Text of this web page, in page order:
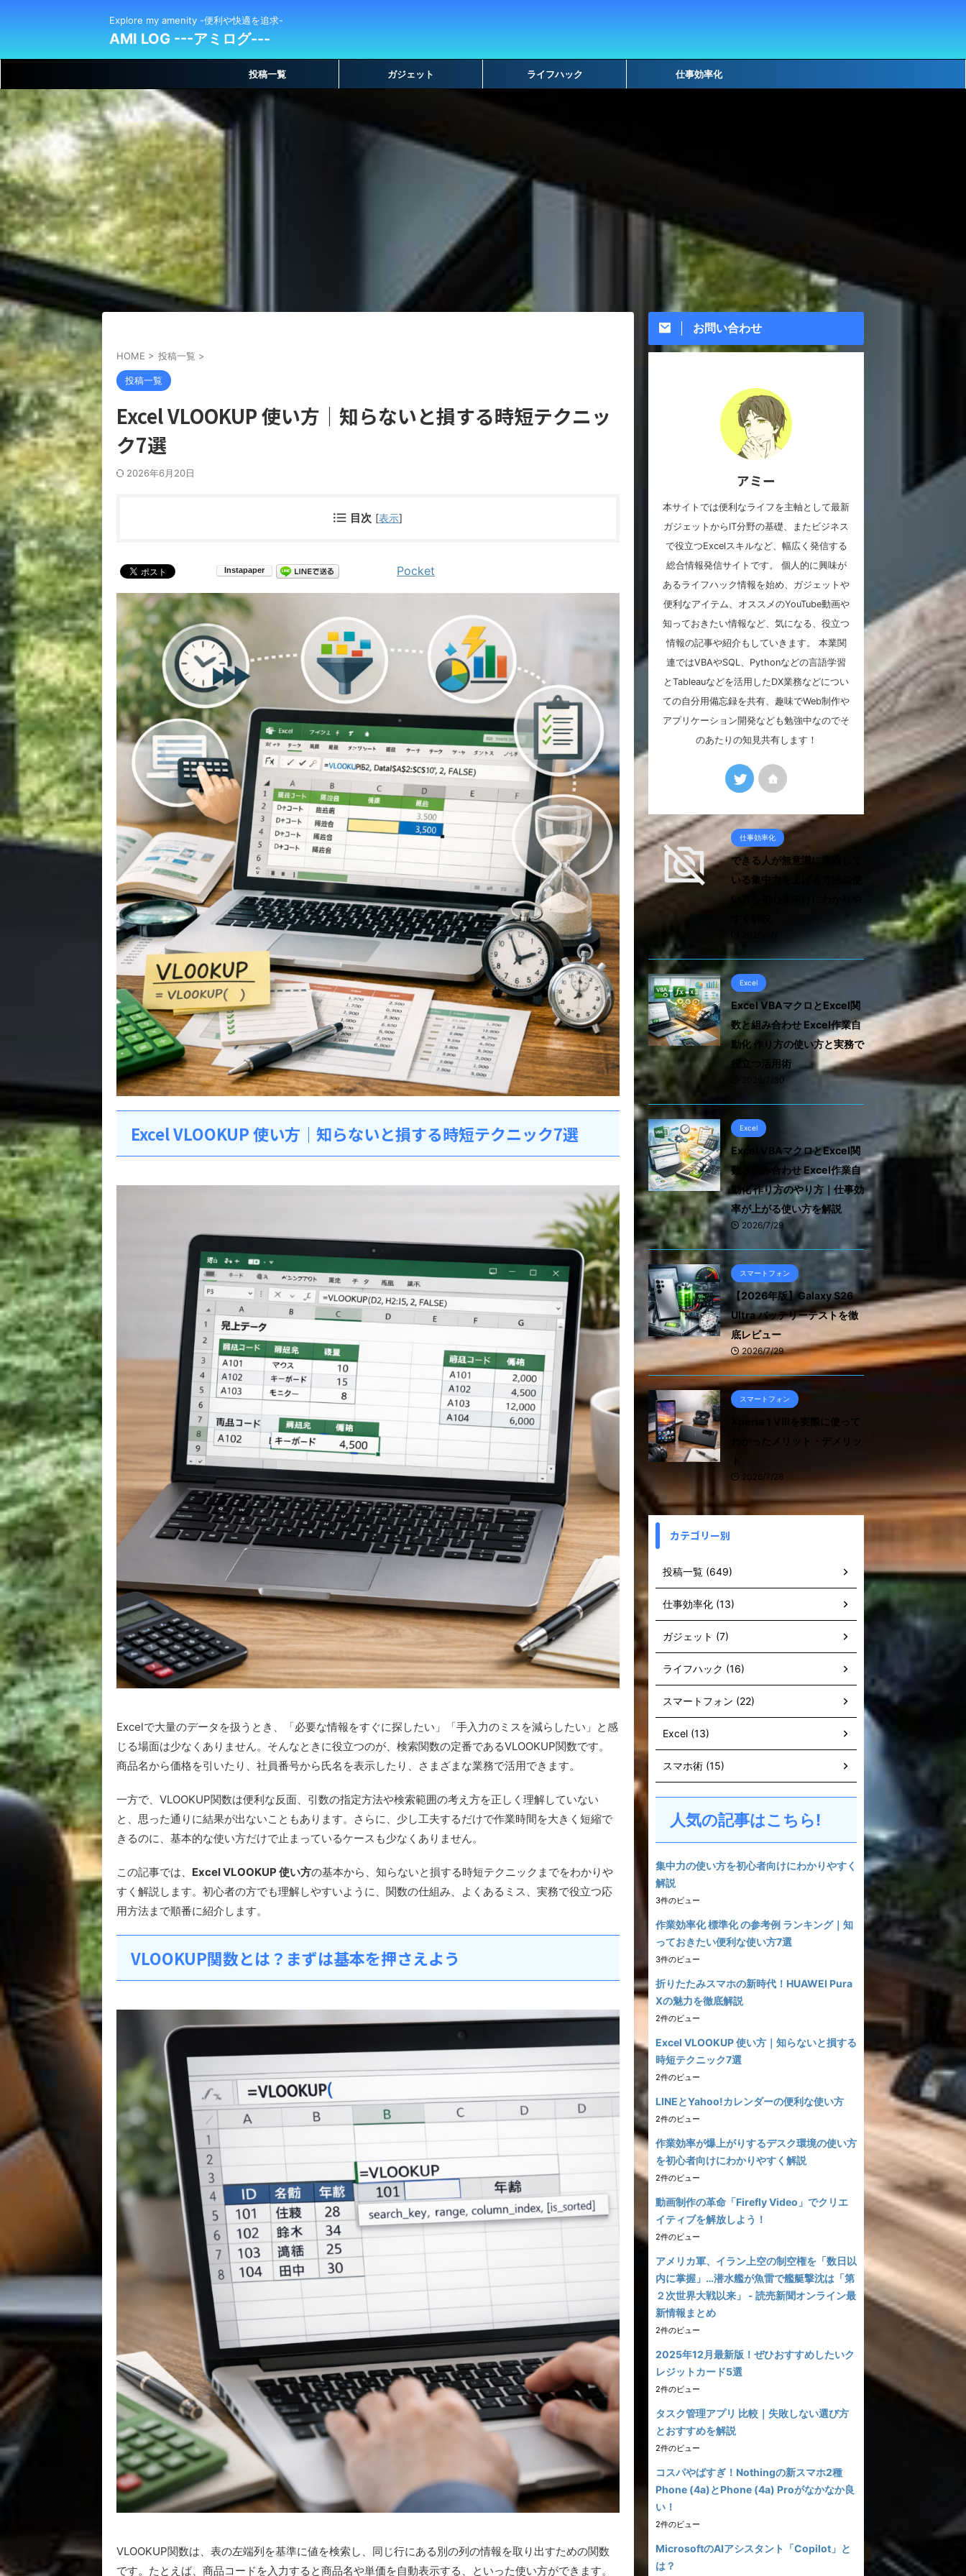
Explore my amenity -便利や快適を追求-
AMI LOG ---アミログ---
投稿一覧 ガジェット ライフハック 仕事効率化
HOME > 投稿一覧 >
投稿一覧
Excel VLOOKUP 使い方｜知らないと損する時短テクニッ
ク7選
2026年6月20日
目次 [表示]
Pocket
Excel VLOOKUP 使い方｜知らないと損する時短テクニック7選
Excelで大量のデータを扱うとき、「必要な情報をすぐに探したい」「手入力のミスを減らしたい」と感
じる場面は少なくありません。そんなときに役立つのが、検索関数の定番であるVLOOKUP関数です。
商品名から価格を引いたり、社員番号から氏名を表示したり、さまざまな業務で活用できます。
一方で、VLOOKUP関数は便利な反面、引数の指定方法や検索範囲の考え方を正しく理解していない
と、思った通りに結果が出ないこともあります。さらに、少し工夫するだけで作業時間を大きく短縮で
きるのに、基本的な使い方だけで止まっているケースも少なくありません。
この記事では、 Excel VLOOKUP 使い方の基本から、知らないと損する時短テクニックまでをわかりや
すく解説します。初心者の方でも理解しやすいように、関数の仕組み、よくあるミス、実務で役立つ応
用方法まで順番に紹介します。
VLOOKUP関数とは？まずは基本を押さえよう
VLOOKUP関数は、表の左端列を基準に値を検索し、同じ行にある別の列の情報を取り出すための関数
です。たとえば、商品コードを入力すると商品名や単価を自動表示する、といった使い方ができます。
お問い合わせ
アミー
本サイトでは便利なライフを主軸として最新
ガジェットからIT分野の基礎、またビジネス
で役立つExcelスキルなど、幅広く発信する
総合情報発信サイトです。 個人的に興味が
あるライフハック情報を始め、ガジェットや
便利なアイテム、オススメのYouTube動画や
知っておきたい情報など、気になる、役立つ
情報の記事や紹介もしていきます。 本業関
連ではVBAやSQL、Pythonなどの言語学習
とTableauなどを活用したDX業務などについ
ての自分用備忘録を共有、趣味でWeb制作や
アプリケーション開発なども勉強中なのでそ
のあたりの知見共有します！
仕事効率化
できる人が無意識に実践して
いる集中力を上げる方法の使
い方を初心者向けにわかりや
Excel
Excel VBAマクロとExcel関
数と組み合わせ Excel作業自
動化 作り方の使い方と実務で
役立つ活用術
2026/7/30
Excel
Excel VBAマクロとExcel関
数と組み合わせ Excel作業自
動化 作り方のやり方｜仕事効
率が上がる使い方を解説
2026/7/29
スマートフォン
【2026年版】Galaxy S26
Ultra バッテリーテストを徹
底レビュー
2026/7/29
スマートフォン
Xperia 1 VIIIを実際に使って
わかったメリット・デメリッ
2026/7/28
カテゴリー別
投稿一覧 (649)
仕事効率化 (13)
ガジェット (7)
ライフハック (16)
スマートフォン (22)
Excel (13)
スマホ術 (15)
人気の記事はこちら!
集中力の使い方を初心者向けにわかりやすく
解説
3件のビュー
作業効率化 標準化 の参考例 ランキング｜知
っておきたい便利な使い方7選
3件のビュー
折りたたみスマホの新時代！HUAWEI Pura
Xの魅力を徹底解説
2件のビュー
Excel VLOOKUP 使い方｜知らないと損する
時短テクニック7選
2件のビュー
LINEとYahoo!カレンダーの便利な使い方
2件のビュー
作業効率が爆上がりするデスク環境の使い方
を初心者向けにわかりやすく解説
2件のビュー
動画制作の革命「Firefly Video」でクリエ
イティブを解放しよう！
2件のビュー
アメリカ軍、イラン上空の制空権を「数日以
内に掌握」…潜水艦が魚雷で艦艇撃沈は「第
２次世界大戦以来」 - 読売新聞オンライン最
新情報まとめ
2件のビュー
2025年12月最新版！ぜひおすすめしたいク
レジットカード5選
2件のビュー
タスク管理アプリ 比較｜失敗しない選び方
とおすすめを解説
2件のビュー
コスパやばすぎ！Nothingの新スマホ2種
Phone (4a)とPhone (4a) Proがなかなか良
い！
2件のビュー
MicrosoftのAIアシスタント「Copilot」と
は？